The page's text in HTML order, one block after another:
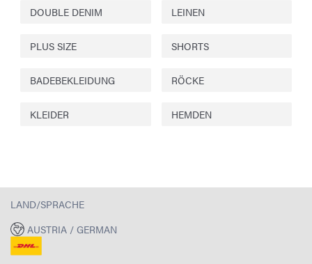
DOUBLE DENIM LEINEN
PLUS SIZE SHORTS
BADEBEKLEIDUNG RÖCKE
KLEIDER HEMDEN
LAND/SPRACHE
AUSTRIA / GERMAN